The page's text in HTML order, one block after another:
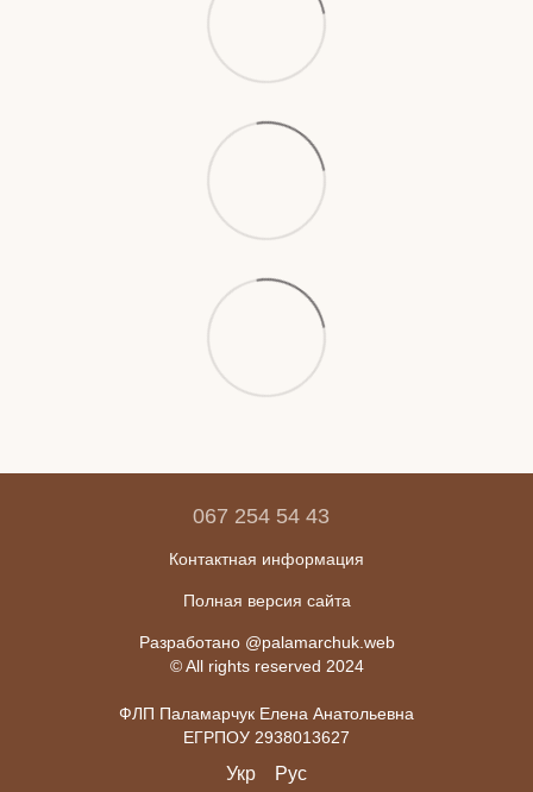
067 254 54 43
Контактная информация
Полная версия сайта
Разработано @palamarchuk.web
© All rights reserved 2024
ФЛП Паламарчук Елена Анатольевна
ЕГРПОУ 2938013627
Укр Рус